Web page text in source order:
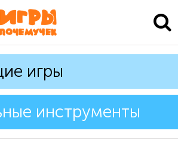
игры
инструменты